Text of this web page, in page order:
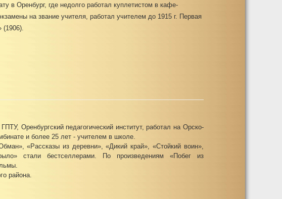
в Оренбург, где недолго работал куплетистом в кафе-
на звание учителя, работал учителем до 1915 г. Первая
(1906).
Оренбургский педагогический институт, работал на Орско-
и более 25 лет - учителем в школе.
«Рассказы из деревни», «Дикий край», «Стойкий воин»,
стали бестселлерами. По произведениям «Побег из
района.